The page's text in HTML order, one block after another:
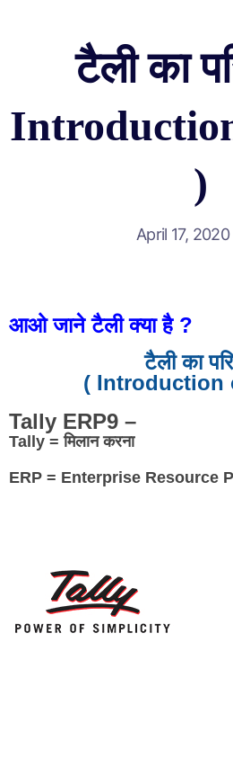
टैली का
)
April 17, 2020
आओ जाने टैली क्या है ?
टैली का
( Introduction
Tally ERP9 –
Tally = मिलान करना
ERP = Enterprise Resource